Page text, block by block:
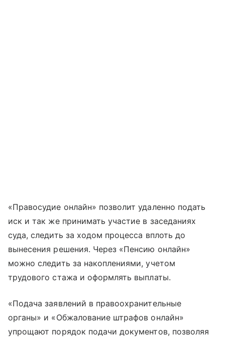
«Правосудие онлайн» позволит удаленно подать
иск и так же принимать участие в заседаниях
суда, следить за ходом процесса вплоть до
вынесения решения. Через «Пенсию онлайн»
можно следить за накоплениями, учетом
трудового стажа и оформлять выплаты.
«Подача заявлений в правоохранительные
органы» и «Обжалование штрафов онлайн»
упрощают порядок подачи документов, позволяя